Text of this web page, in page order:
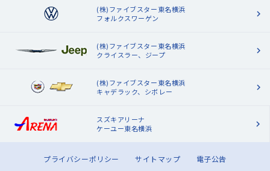
(株)ファイブスター東名横浜
フォルクスワーゲン
(株)ファイブスター東名横浜
クライスラー、ジープ
(株)ファイブスター東名横浜
キャデラック、シボレー
スズキアリーナ
ケーユー東名横浜
プライバシーポリシー サイトマップ
電子公告